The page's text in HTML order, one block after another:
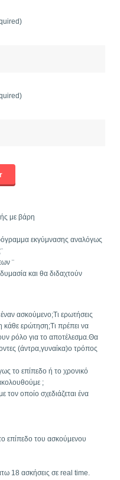
με βάρη
εκγύμνασης αναλόγως
¨
και θα διδαχτούν
ασκούμενο;Τι ερωτήσεις
κάθε ερώτηση;Τι πρέπει να
ρόλο για το αποτέλεσμα.Θα
(άντρα,γυναίκα)ο τρόπος
το επίπεδο ή το χρονικό
;
τον οποίο σχεδιάζεται ένα
επίπεδο του ασκούμενου
18 ασκήσεις σε real time.